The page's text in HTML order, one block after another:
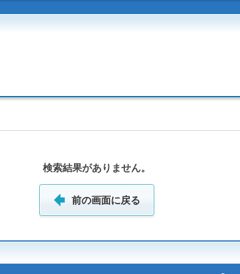
検索結果がありません。
前の画面に戻る